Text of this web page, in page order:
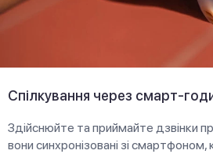
Спілкування через смарт-
Здійснюйте та приймайте дзвінки
вони синхронізовані зі